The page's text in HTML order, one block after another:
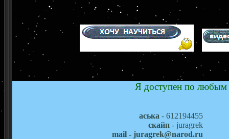
Я доступен по любым
аська - 612194455
скайп - juragrek
mail - juragrek@narod.ru